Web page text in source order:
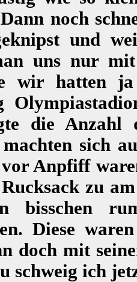
noch
und
uns nur
wir hatten
die
sich
vor Anpfiff
zu
bisschen
Diese
doch mit
schweig ich